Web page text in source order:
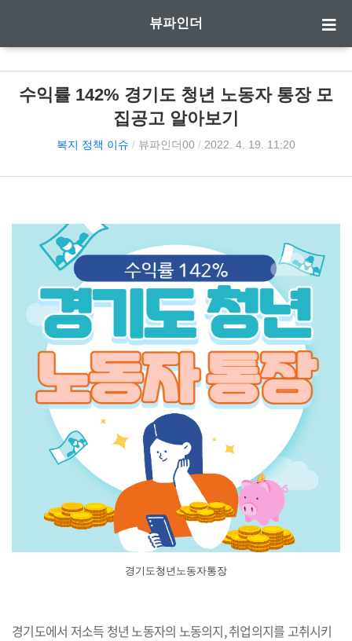
뷰파인더
수익률 142% 경기도 청년 노동자 통장 모
집공고 알아보기
복지 정책 이슈 / 뷰파인더00 / 2022. 4. 19. 11:20
경기도청년노동자통장
경기도에서 저소득 청년 노동자의 노동의지, 취업의지를 고취시키